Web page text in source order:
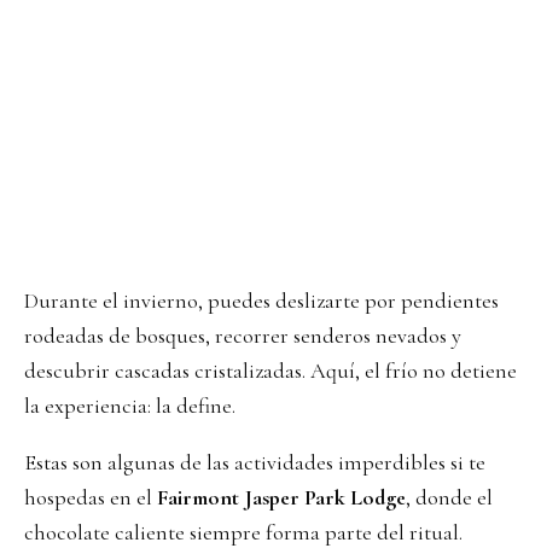
Durante el invierno, puedes deslizarte por pendientes
rodeadas de bosques, recorrer senderos nevados y
descubrir cascadas cristalizadas. Aquí, el frío no detiene
la experiencia: la define.
Estas son algunas de las actividades imperdibles si te
hospedas en el Fairmont Jasper Park Lodge, donde el
chocolate caliente siempre forma parte del ritual.